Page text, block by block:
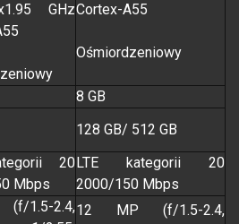
GHzCortex-A55
Ośmiordzeniowy
8 GB
128 GB/ 512 GB
20
Mbps
LTE kategorii 20
2000/150 Mbps
1.5-2.4,12 MP (f/1.5-2.4,